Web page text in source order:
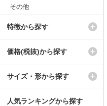
その他
特徴から探す
価格(税抜)から探す
サイズ・形から探す
人気ランキングから探す